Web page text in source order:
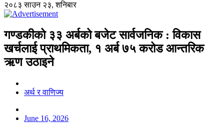
२०८३ साउन २३, शनिबार
गण्डकीको ३३ अर्बको बजेट सार्वजनिक : विकास
खर्चलाई प्राथमिकता, १ अर्ब ७५ करोड आन्तरिक
ऋण उठाइने
अर्थ र वाणिज्य
June 16, 2026